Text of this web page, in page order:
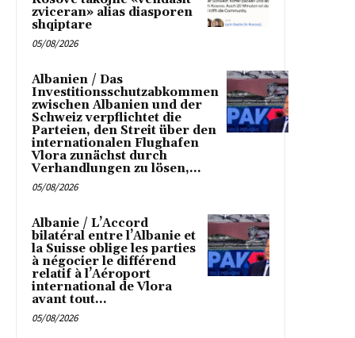
zviceran» alias diasporen
shqiptare
05/08/2026
Albanien / Das
Investitionsschutzabkommen
zwischen Albanien und der
Schweiz verpflichtet die
Parteien, den Streit über den
internationalen Flughafen
Vlora zunächst durch
Verhandlungen zu lösen,...
05/08/2026
Albanie / L’Accord
bilatéral entre l’Albanie et
la Suisse oblige les parties
à négocier le différend
relatif à l’Aéroport
international de Vlora
avant tout...
05/08/2026